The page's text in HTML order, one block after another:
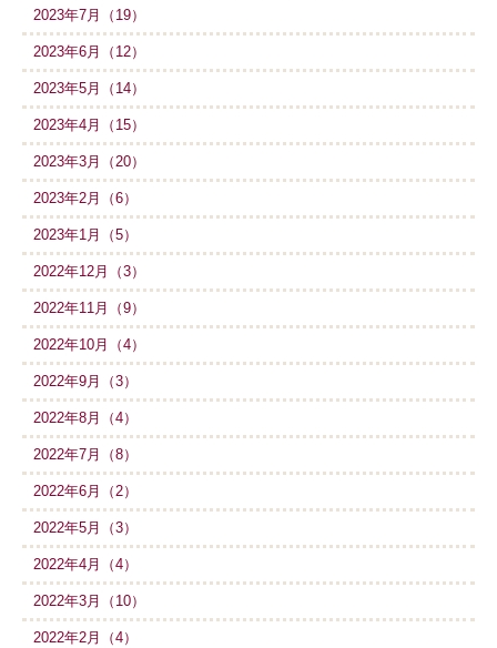
2023年7月（19）
2023年6月（12）
2023年5月（14）
2023年4月（15）
2023年3月（20）
2023年2月（6）
2023年1月（5）
2022年12月（3）
2022年11月（9）
2022年10月（4）
2022年9月（3）
2022年8月（4）
2022年7月（8）
2022年6月（2）
2022年5月（3）
2022年4月（4）
2022年3月（10）
2022年2月（4）